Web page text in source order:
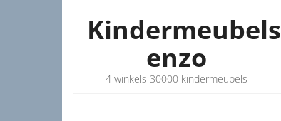
Kindermeubels
enzo
4 winkels 30000 kindermeubels